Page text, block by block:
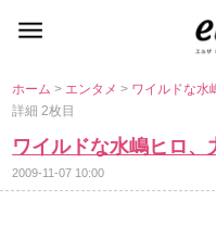
ホーム> エンタメ> ワイルドな水
詳細 2枚目
ワイルドな水嶋ヒロ、
2009-11-07 10:00